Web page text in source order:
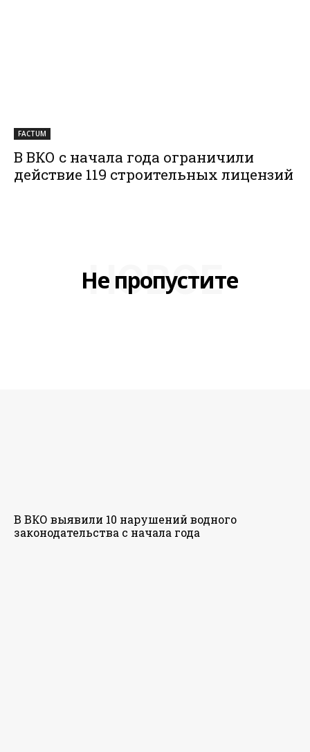
FACTUM
В ВКО с начала года ограничили
действие 119 строительных лицензий
Не пропустите
НОВОЕ
В ВКО выявили 10 нарушений водного
законодательства с начала года